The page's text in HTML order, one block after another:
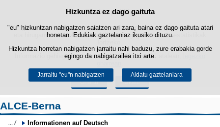
Cookie politika
Webgune honek berezko cookie-ak erabiltzen ditu nabigazioa errazteko
eta hirugarrenen cookie-ak erabilera- eta gogobetetasun-estatistikak
Informazio gehiago lor dezakezu gure "Cookie-ak" atalean,
Onartu Ukatu
Hizkuntza ez dago gaituta
"eu" hizkuntzan nabigatzen saiatzen ari zara, baina ez dago gaituta atari
honetan. Edukiak gaztelaniaz ikusiko dituzu.
Hizkuntza horretan nabigatzen jarraitu nahi baduzu, zure erabakia gorde
egingo da nabigatzailea itxi arte.
Jarraitu "eu"n nabigatzen Aldatu gaztelaniara
Edukira salto egin
ALCE-Berna
Informationen auf Deutsch